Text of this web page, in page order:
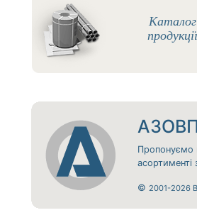
Каталог
Пропонуємо
асортименті
© 2001-2026